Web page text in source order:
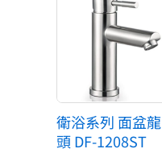
衛浴系列 面盆龍
頭 DF-1208ST